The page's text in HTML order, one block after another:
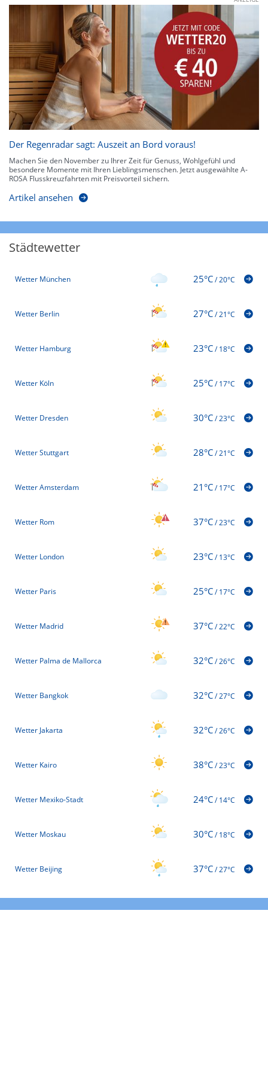
Der Regenradar sagt: Auszeit an Bord voraus!
Machen Sie den November zu Ihrer Zeit für Genuss, Wohlgefühl und
besondere Momente mit Ihren Lieblingsmenschen. Jetzt ausgewählte A-
ROSA Flusskreuzfahrten mit Preisvorteil sichern.
Artikel ansehen
Städtewetter
Wetter München 25°C/20°C
Wetter Berlin 27°C/21°C
Wetter Hamburg 23°C/18°C
Wetter Köln 25°C/17°C
Wetter Dresden 30°C/23°C
Wetter Stuttgart 28°C/21°C
Wetter Amsterdam 21°C/17°C
Wetter Rom 37°C/23°C
Wetter London 23°C/13°C
Wetter Paris 25°C/17°C
Wetter Madrid 37°C/22°C
Wetter Palma de Mallorca 32°C/26°C
Wetter Bangkok 32°C/27°C
Wetter Jakarta 32°C/26°C
Wetter Kairo 38°C/23°C
Wetter Mexiko-Stadt 24°C/14°C
Wetter Moskau 30°C/18°C
Wetter Beijing 37°C/27°C